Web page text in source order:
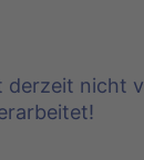
derzeit nicht